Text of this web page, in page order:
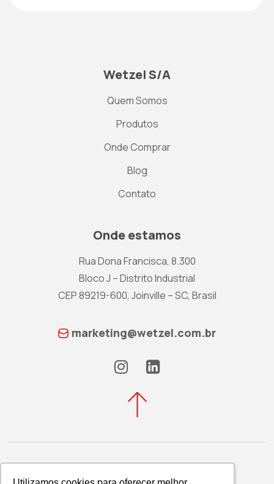
Wetzel S/A
Quem Somos
Produtos
Onde Comprar
Blog
Contato
Onde estamos
Rua Dona Francisca, 8.300
Bloco J – Distrito Industrial
CEP 89219-600, Joinville – SC, Brasil
marketing@wetzel.com.br